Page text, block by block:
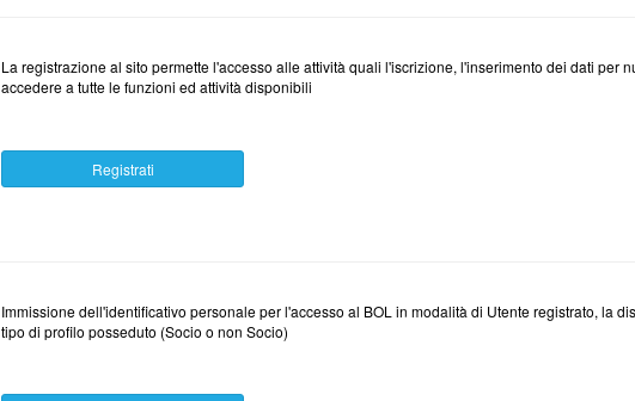
La registrazione al sito permette l'accesso alle attività quali l'iscrizione, l'inserimento dei dati per
accedere a tutte le funzioni ed attività disponibili
Registrati
Immissione dell'identificativo personale per l'accesso al BOL in modalità di Utente registrato, la
tipo di profilo posseduto (Socio o non Socio)